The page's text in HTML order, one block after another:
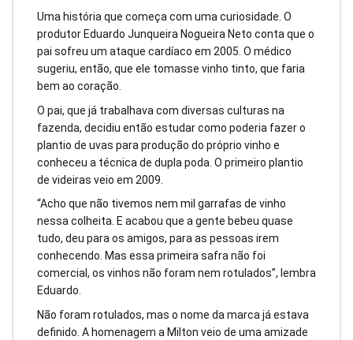
Uma história que começa com uma curiosidade. O
produtor Eduardo Junqueira Nogueira Neto conta que o
pai sofreu um ataque cardíaco em 2005. O médico
sugeriu, então, que ele tomasse vinho tinto, que faria
bem ao coração.
O pai, que já trabalhava com diversas culturas na
fazenda, decidiu então estudar como poderia fazer o
plantio de uvas para produção do próprio vinho e
conheceu a técnica de dupla poda. O primeiro plantio
de videiras veio em 2009.
“Acho que não tivemos nem mil garrafas de vinho
nessa colheita. E acabou que a gente bebeu quase
tudo, deu para os amigos, para as pessoas irem
conhecendo. Mas essa primeira safra não foi
comercial, os vinhos não foram nem rotulados”, lembra
Eduardo.
Não foram rotulados, mas o nome da marca já estava
definido. A homenagem a Milton veio de uma amizade